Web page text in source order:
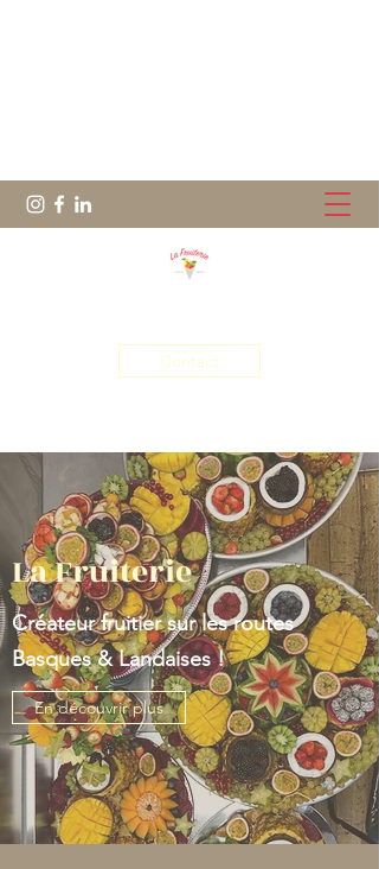
Contact
La Fruiterie
Créateur fruitier sur les routes
Basques & Landaises !
En découvrir plus